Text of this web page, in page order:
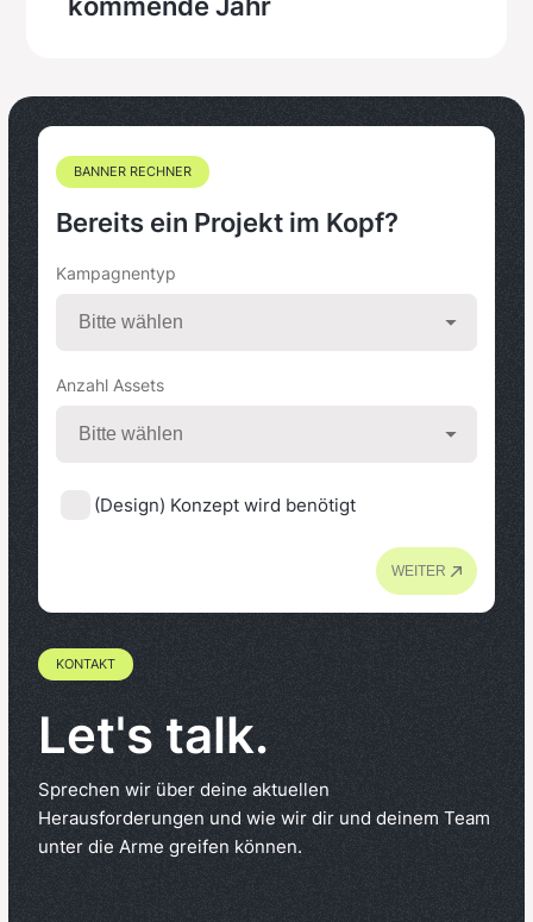
BANNER RECHNER
Bereits ein Projekt im Kopf?
Kampagnentyp
Anzahl Assets
(Design) Konzept wird benötigt
WEITER
KONTAKT
Let's talk.
Sprechen wir über deine aktuellen
Herausforderungen und wie wir dir und deinem Team
unter die Arme greifen können.